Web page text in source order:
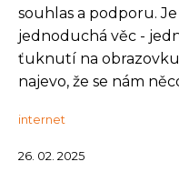
souhlas a podporu.
jednoduchá věc -
ťuknutí na
najevo, že se nám
internet
26. 02. 2025